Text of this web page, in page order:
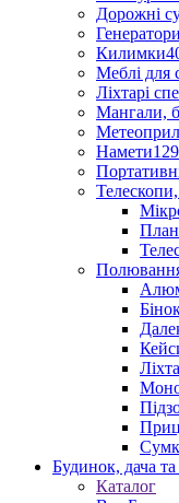
Дорожні
Генератори
Килимки
Меблі для
Ліхтарі
Мангали,
Намети129
Будинок, дача
Каталог